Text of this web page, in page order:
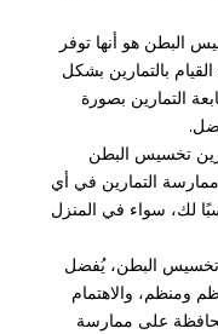
البطن هو أنها توفر
بالتمارين بشكل
التمارين بصورة
تخسيس البطن
التمارين في أي
لك، سواء في المنزل
تخسيس البطن، يُفضل
ومنظم، والاهتمام
على ممارسة